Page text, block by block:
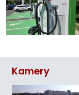
Kamery